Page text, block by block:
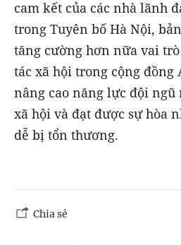
cam kết của các nhà lãnh
trong Tuyên bố Hà Nội,
tăng cường hơn nữa vai
tác xã hội trong cộng đồng
nâng cao năng lực đội ngũ
xã hội và đạt được sự hòa
dễ bị tổn thương.
Chia sẻ